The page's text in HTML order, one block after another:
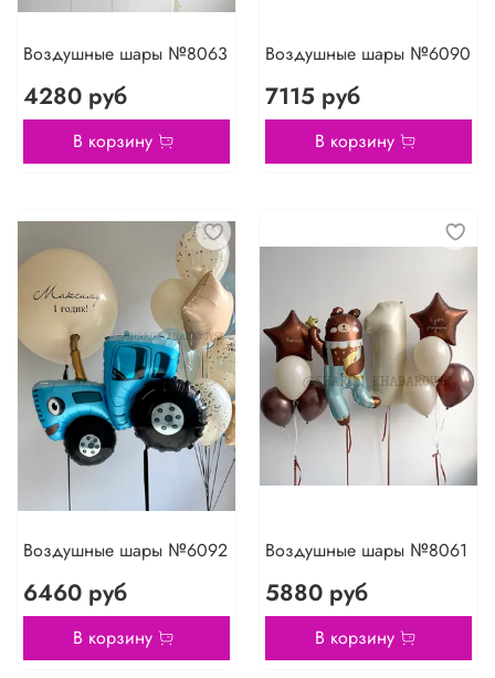
Воздушные шары №8063
4280 руб
В корзину
Воздушные шары №6090
7115 руб
В корзину
Воздушные шары №6092
6460 руб
В корзину
Воздушные шары №8061
5880 руб
В корзину